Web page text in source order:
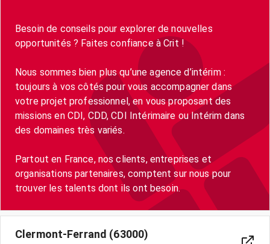
Besoin de conseils pour explorer de nouvelles
opportunités ? Faites confiance à Crit !
Nous sommes bien plus qu’une agence d’intérim :
toujours à vos côtés pour vous accompagner dans
votre projet professionnel, en vous proposant des
missions en CDI, CDD, CDI Intérimaire ou Intérim dans
des domaines très variés.
Partout en France, nos clients, entreprises et
organisations partenaires, comptent sur nous pour
trouver les talents dont ils ont besoin.
Clermont-Ferrand (63000)